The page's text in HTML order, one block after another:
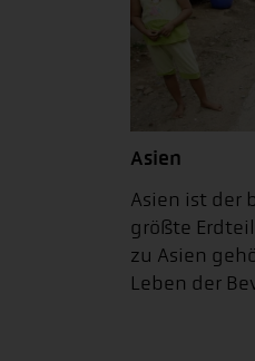
Asien
Asien ist der
größte
zu Asien
Leben der